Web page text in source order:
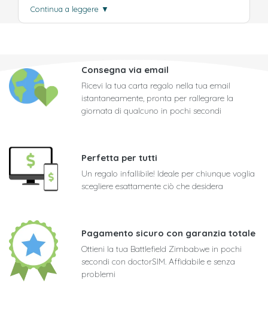
Continua a leggere ▼
Consegna via email
Ricevi la tua carta regalo nella tua email
istantaneamente, pronta per rallegrare la
giornata di qualcuno in pochi secondi
Perfetta per tutti
Un regalo infallibile! Ideale per chiunque voglia
scegliere esattamente ciò che desidera
Pagamento sicuro con garanzia totale
Ottieni la tua Battlefield Zimbabwe in pochi
secondi con doctorSIM. Affidabile e senza
problemi